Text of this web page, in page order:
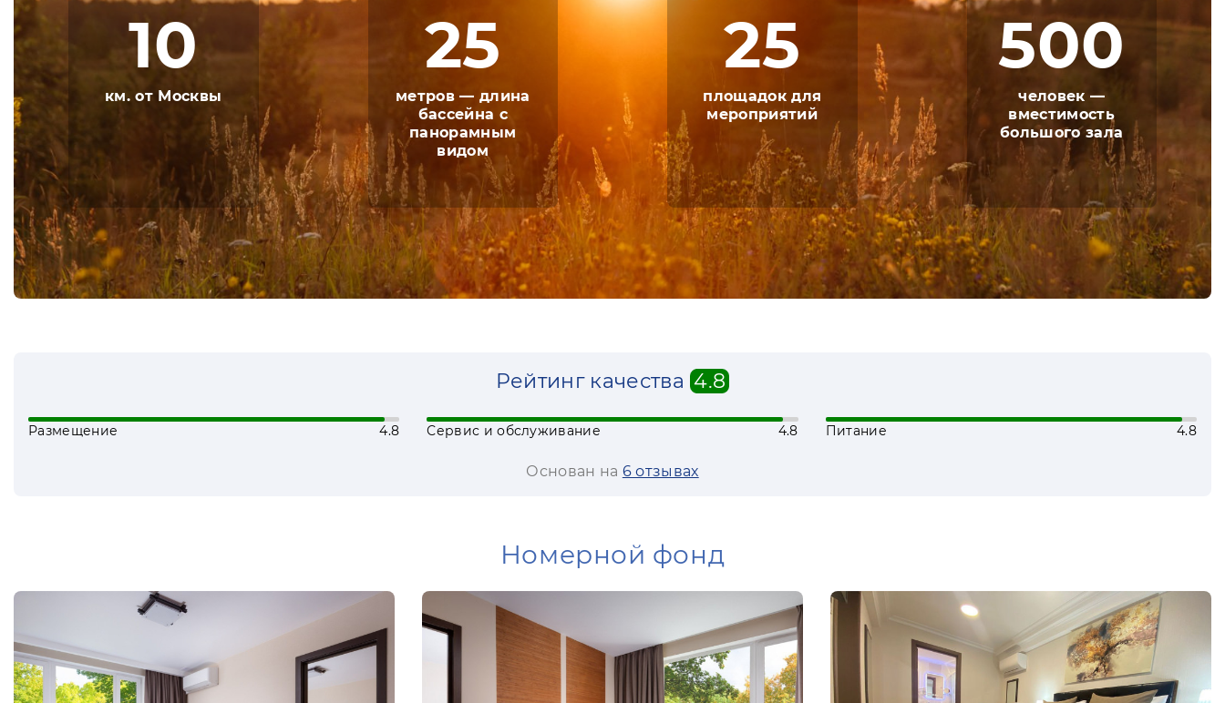
скучать маленьким гостям не позволит команда профессиональных аниматоров.
Одним словом, отдых в комплексе порадует своей инфраструктурой, удобствами и качественным досугом и взрослых, и детей.
10
км. от Москвы
25
метров — длина
бассейна с
панорамным
видом
25
площадок для
мероприятий
500
человек —
вместимость
большого зала
Рейтинг качества4.8
Размещение 4.8 Сервис и обслуживание 4.8 Питание 4.8
Основан на 6 отзывах
Номерной фонд